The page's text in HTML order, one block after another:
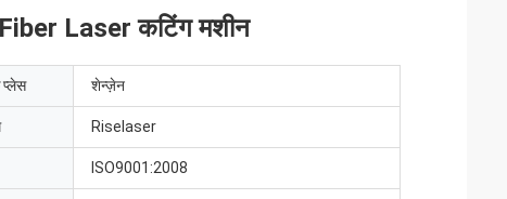
Laser कटिंग मशीन
प्लेस शेन्ज़ेन
Riselaser
ISO9001:2008